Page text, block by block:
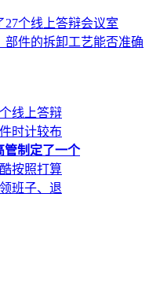
27个线上答辩会议室
部件的拆卸工艺能否准确
线上答辩
时计较布
管制定了一个
按照打算
班子、退